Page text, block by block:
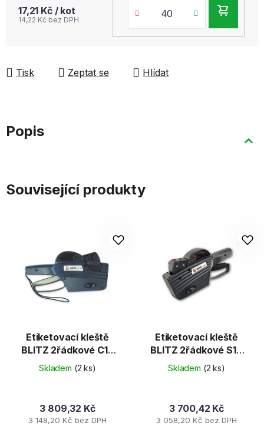
17,21 Kč / kot
14,22 Kč bez DPH
Tisk Zeptat se Hlídat
Popis
Související produkty
Etiketovací kleště
BLITZ 2řádkové C17
10+7 (CONTACT
25x16)
Skladem (2 ks)
3 148,20 Kč bez DPH
3 809,32 Kč
Etiketovací kleště
BLITZ 2řádkové S16
8+8č. (CONT. 25x16) .
Skladem (2 ks)
3 058,20 Kč bez DPH
3 700,42 Kč